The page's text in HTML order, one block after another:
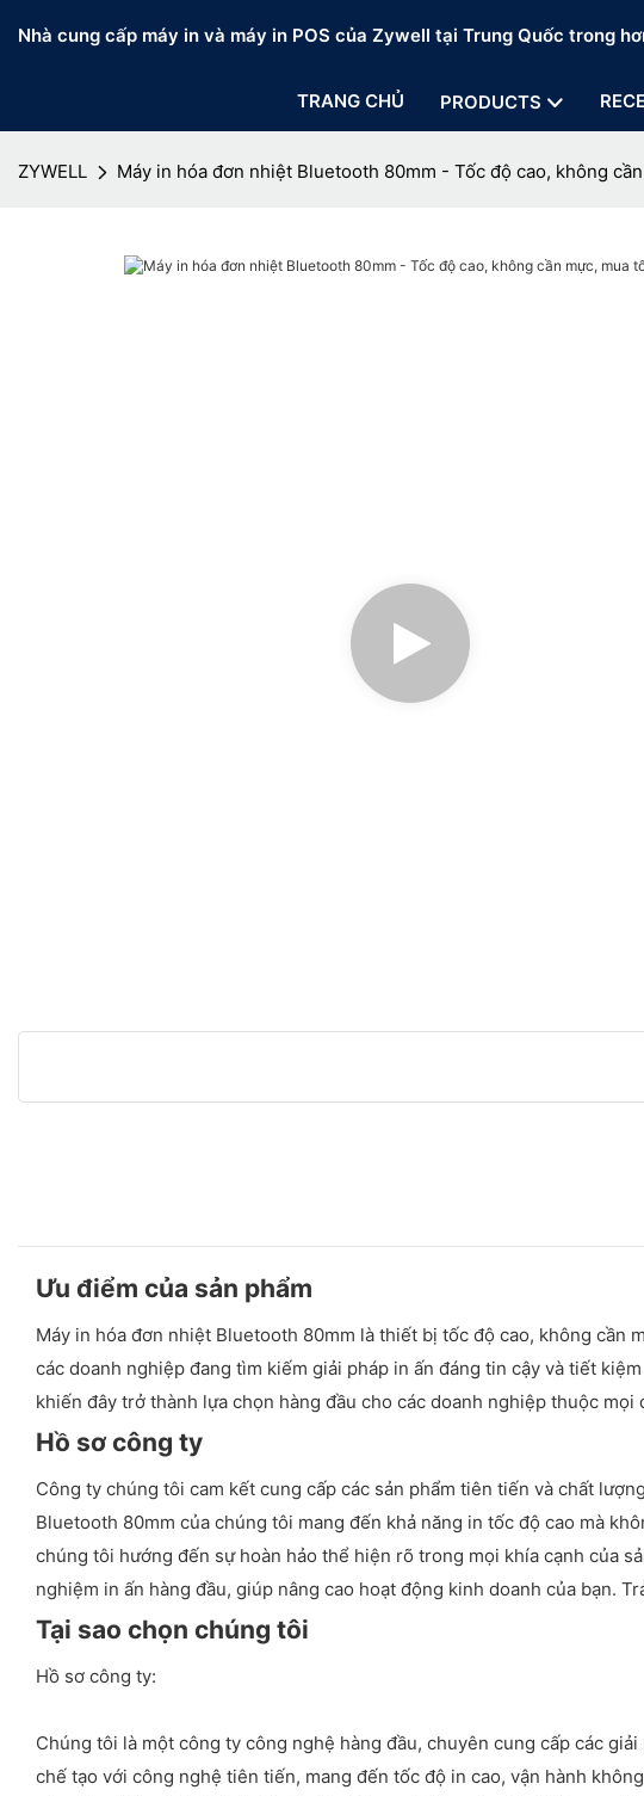
Nhà cung cấp máy in và máy in POS của Zywell tại Trung Quốc trong
TRANG CHỦ PRODUCTS
ZYWELL Máy in hóa đơn nhiệt Bluetooth 80mm - Tốc độ cao, không
Ưu điểm của sản phẩm
Máy in hóa đơn nhiệt Bluetooth 80mm là thiết bị tốc độ cao, không cần
các doanh nghiệp đang tìm kiếm giải pháp in ấn đáng tin cậy và tiết
khiến đây trở thành lựa chọn hàng đầu cho các doanh nghiệp thuộc mọi
Hồ sơ công ty
Công ty chúng tôi cam kết cung cấp các sản phẩm tiên tiến và chất
Bluetooth 80mm của chúng tôi mang đến khả năng in tốc độ cao mà
chúng tôi hướng đến sự hoàn hảo thể hiện rõ trong mọi khía cạnh của
nghiệm in ấn hàng đầu, giúp nâng cao hoạt động kinh doanh của bạn.
Tại sao chọn chúng tôi
Hồ sơ công ty:
Chúng tôi là một công ty công nghệ hàng đầu, chuyên cung cấp các
chế tạo với công nghệ tiên tiến, mang đến tốc độ in cao, vận hành